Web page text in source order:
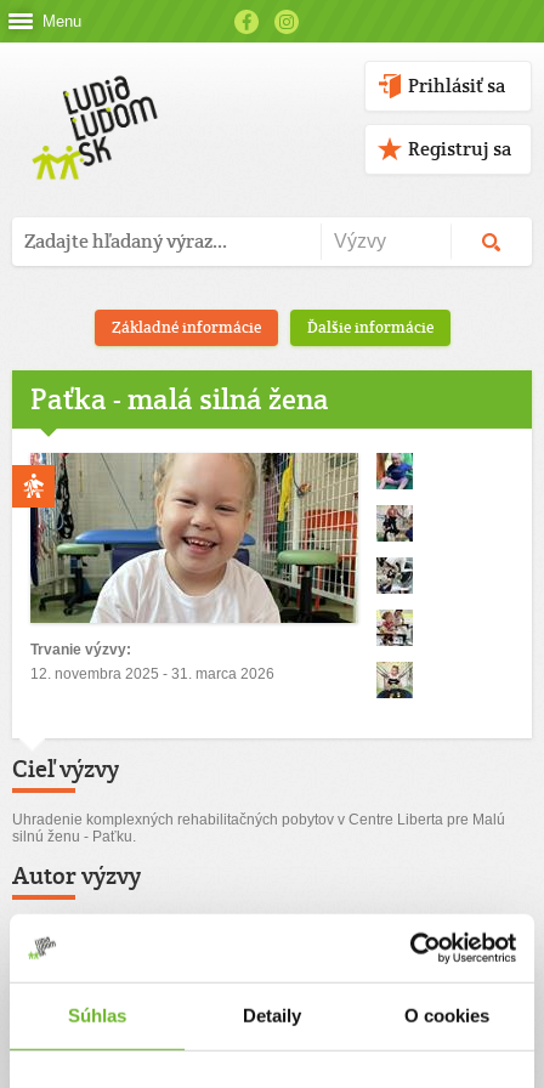
Súhlas Detaily O cookies
Menu
Prihlásiť sa
Registruj sa
Základné informácie Ďalšie informácie
Paťka - malá silná žena
Trvanie výzvy:
12. novembra 2025 - 31. marca 2026
Cieľ výzvy
Uhradenie komplexných rehabilitačných pobytov v Centre Liberta pre Malú
silnú ženu - Paťku.
Autor výzvy
Príbeh